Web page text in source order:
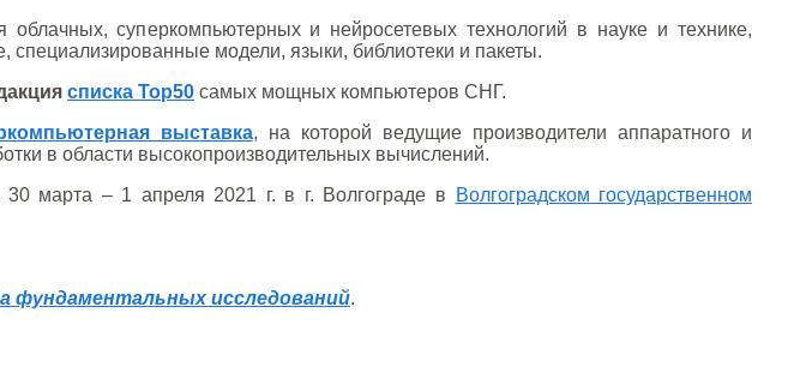
суперкомпьютерных и нейросетевых технологий в науке и технике,
модели, языки, библиотеки и пакеты.
списка Top50 самых мощных компьютеров СНГ.
выставка, на которой ведущие производители аппаратного и
в области высокопроизводительных вычислений.
30 марта – 1 апреля 2021 г. в г. Волгограде в
Волгоградском государственном
фундаментальных исследований.